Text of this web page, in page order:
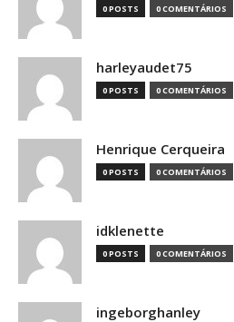
0 POSTS 0 COMENTÁRIOS
harleyaudet75
0 POSTS 0 COMENTÁRIOS
Henrique Cerqueira
0 POSTS 0 COMENTÁRIOS
idklenette
0 POSTS 0 COMENTÁRIOS
ingeborghanley